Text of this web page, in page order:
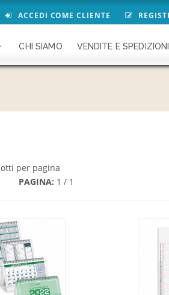
ACCEDI COME CLIENTE
CHI SIAMO VENDITE E SPEDIZIONI
per pagina
PAGINA: 1 / 1